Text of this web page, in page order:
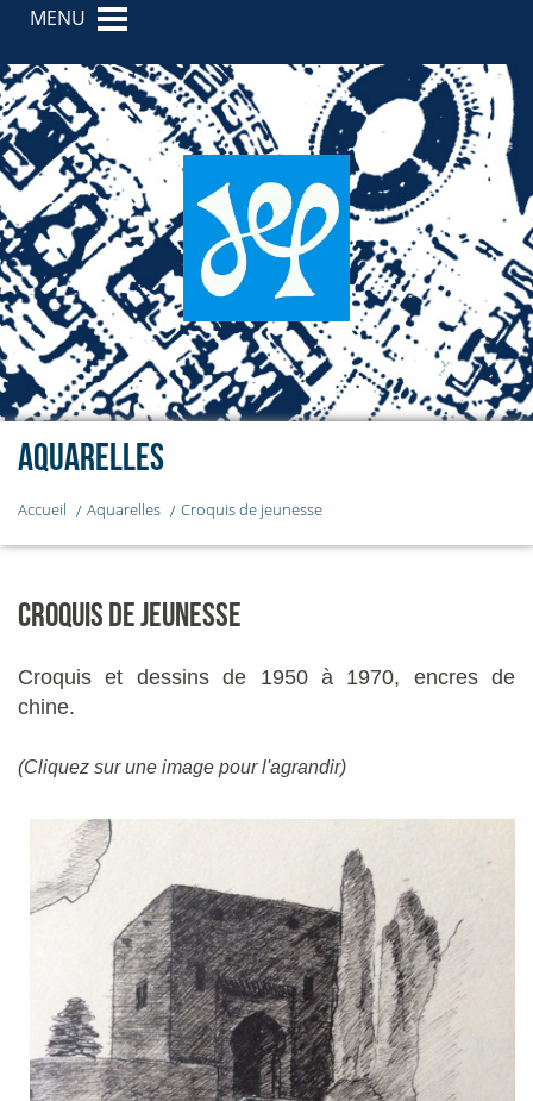
MENU
Aquarelles
Accueil Aquarelles Croquis de jeunesse
CROQUIS DE JEUNESSE
Croquis et dessins de 1950 à 1970, encres de
chine.
(Cliquez sur une image pour l'agrandir)